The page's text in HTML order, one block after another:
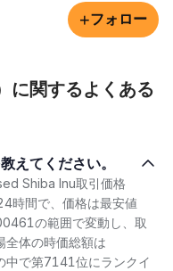
+フォロー
に関するよくある
えてください。
Shiba Inu取引価格
時間で、価格は最安値
の範囲で変動し、取
体の時価総額は
で第7141位にランクイ